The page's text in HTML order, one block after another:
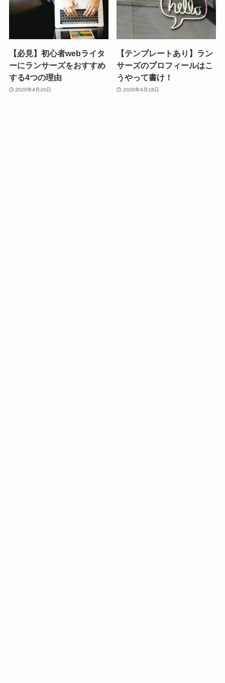
【必見】初心者webライタ
ーにランサーズをおすすめ
する4つの理由
2020年4月20日
【テンプレートあり】ラン
サーズのプロフィールはこ
うやって書け！
2020年4月18日